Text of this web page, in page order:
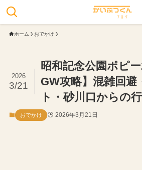
ホーム おでかけ
昭和記念公園ポピー
GW攻略】混雑回避
ト・砂川口からの
2026
3/21
おでかけ 2026年3月21日